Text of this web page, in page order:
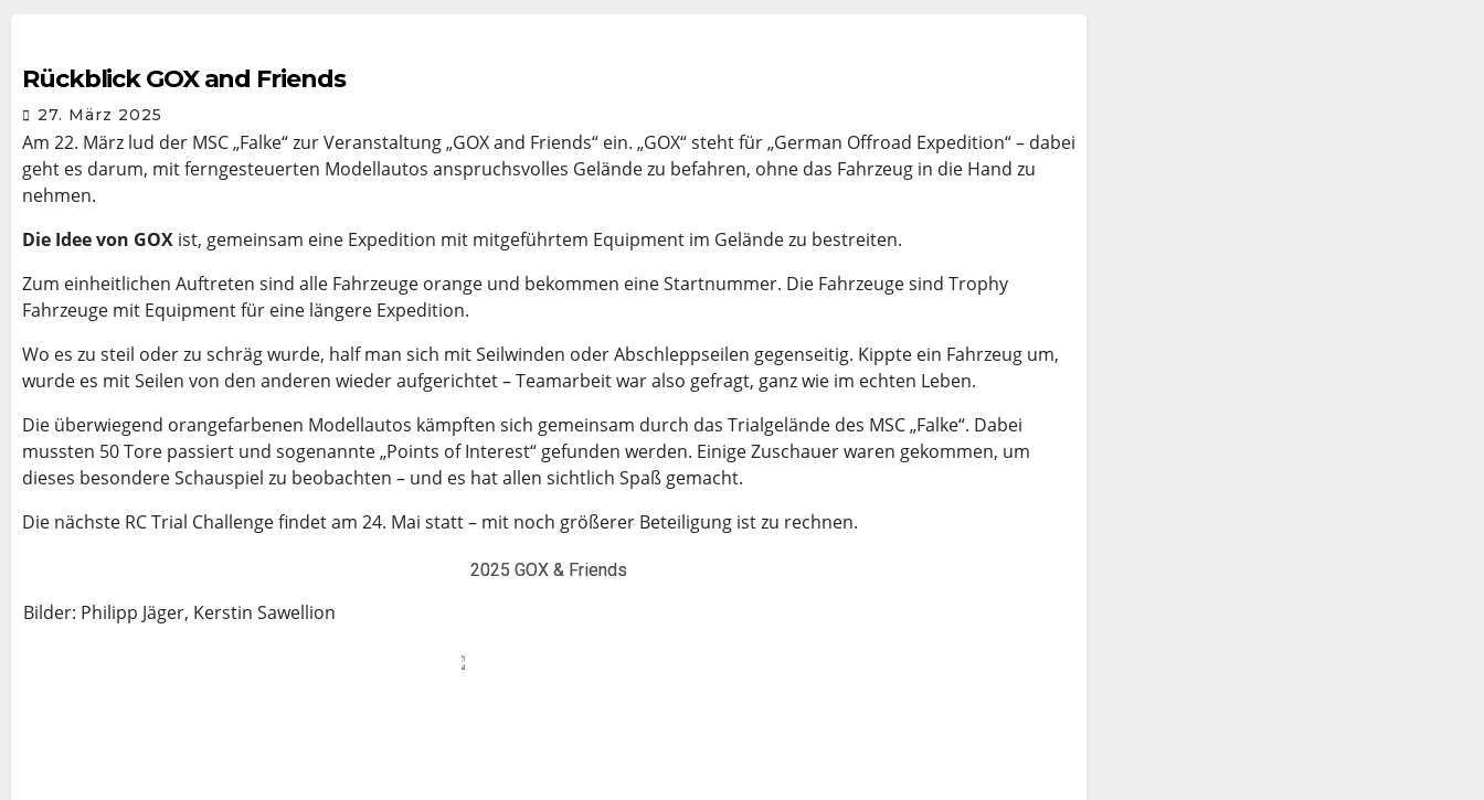
Rückblick GOX and Friends
27. März 2025
Am 22. März lud der MSC „Falke“ zur Veranstaltung „GOX and Friends“ ein. „GOX“ steht für „German Offroad Expedition“ – dabei
geht es darum, mit ferngesteuerten Modellautos anspruchsvolles Gelände zu befahren, ohne das Fahrzeug in die Hand zu
nehmen.
Die Idee von GOX ist, gemeinsam eine Expedition mit mitgeführtem Equipment im Gelände zu bestreiten.
Zum einheitlichen Auftreten sind alle Fahrzeuge orange und bekommen eine Startnummer. Die Fahrzeuge sind Trophy
Fahrzeuge mit Equipment für eine längere Expedition.
Wo es zu steil oder zu schräg wurde, half man sich mit Seilwinden oder Abschleppseilen gegenseitig. Kippte ein Fahrzeug um,
wurde es mit Seilen von den anderen wieder aufgerichtet – Teamarbeit war also gefragt, ganz wie im echten Leben.
Die überwiegend orangefarbenen Modellautos kämpften sich gemeinsam durch das Trialgelände des MSC „Falke“. Dabei
mussten 50 Tore passiert und sogenannte „Points of Interest“ gefunden werden. Einige Zuschauer waren gekommen, um
dieses besondere Schauspiel zu beobachten – und es hat allen sichtlich Spaß gemacht.
Die nächste RC Trial Challenge findet am 24. Mai statt – mit noch größerer Beteiligung ist zu rechnen.
2025 GOX & Friends
Bilder: Philipp Jäger, Kerstin Sawellion